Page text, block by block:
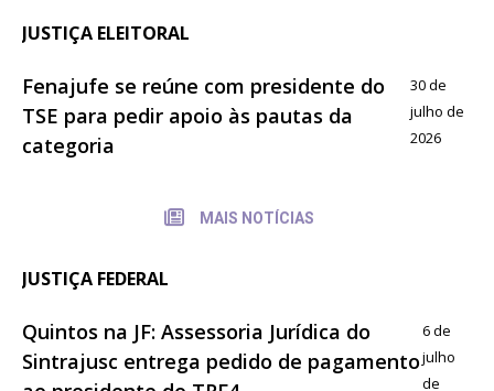
JUSTIÇA ELEITORAL
Fenajufe se reúne com presidente do
TSE para pedir apoio às pautas da
categoria
30 de
julho de
2026
MAIS NOTÍCIAS
JUSTIÇA FEDERAL
Quintos na JF: Assessoria Jurídica do
Sintrajusc entrega pedido de pagamento
6 de
julho
de